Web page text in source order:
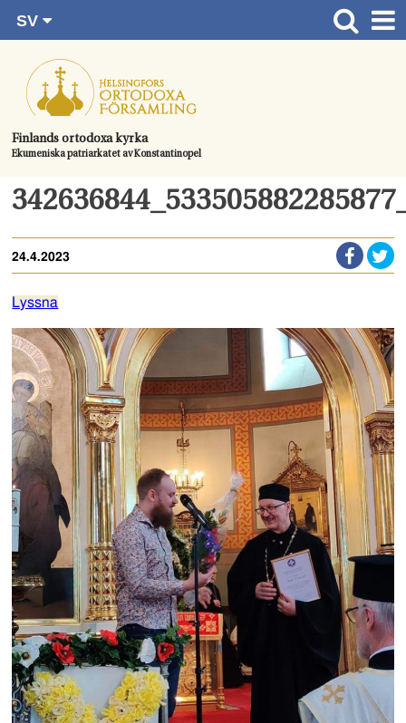
direkt
innehållet.
Finlands ortodoxa kyrka
Ekumeniska patriarkatet av Konstantinopel
SV
RU
EN
UA
Huvudsida
Gudstjänster
Kom med
Kontaktuppgifter
Bröllop
Begravningen
24.4.2023
Lyssna